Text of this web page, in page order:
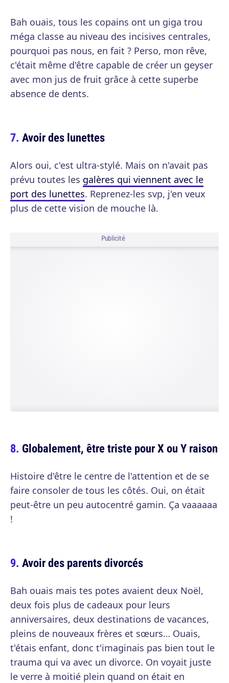
Bah ouais, tous les copains ont un giga trou
méga classe au niveau des incisives centrales,
pourquoi pas nous, en fait ? Perso, mon rêve,
c'était même d'être capable de créer un geyser
avec mon jus de fruit grâce à cette superbe
absence de dents.
Avoir des lunettes
Alors oui, c'est ultra-stylé. Mais on n'avait pas
prévu toutes les galères qui viennent avec le
port des lunettes. Reprenez-les svp, j'en veux
plus de cette vision de mouche là.
Publicité
Globalement, être triste pour X ou Y raison
Histoire d'être le centre de l'attention et de se
faire consoler de tous les côtés. Oui, on était
peut-être un peu autocentré gamin. Ça vaaaaaa
!
Avoir des parents divorcés
Bah ouais mais tes potes avaient deux Noël,
deux fois plus de cadeaux pour leurs
anniversaires, deux destinations de vacances,
pleins de nouveaux frères et sœurs… Ouais,
t'étais enfant, donc t'imaginais pas bien tout le
trauma qui va avec un divorce. On voyait juste
le verre à moitié plein quand on était en